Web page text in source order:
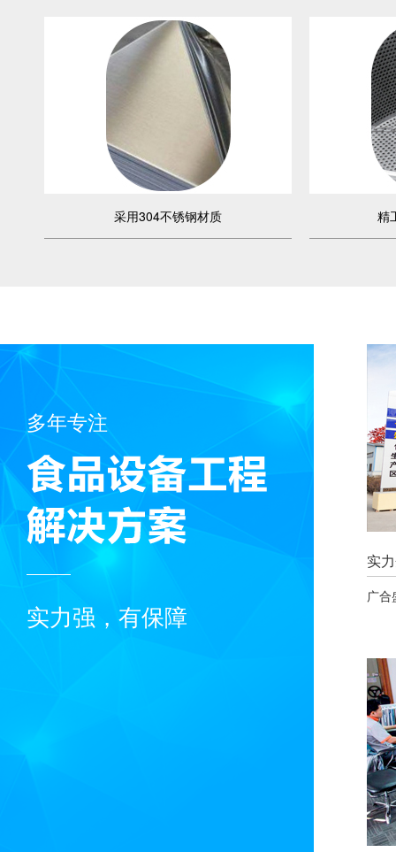
采用304不锈钢材质 精
多年专注
实力强，有保障
实
广合